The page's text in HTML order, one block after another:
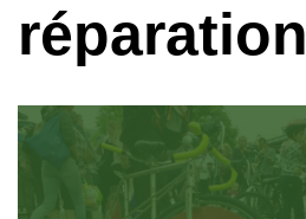
réparation